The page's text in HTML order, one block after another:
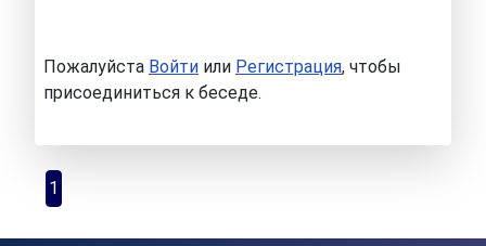
Пожалуйста Войти или Регистрация, чтобы
присоединиться к беседе.
1